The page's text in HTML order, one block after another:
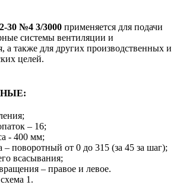
30 №4 3/3000 применяется для подачи
системы вентиляции и
a также для других производственных и
целей.
– 16;
- 400 мм;
– поворотный от 0 до 315 (за 45 за шаг);
всасывания;
– правое и левое.
1.